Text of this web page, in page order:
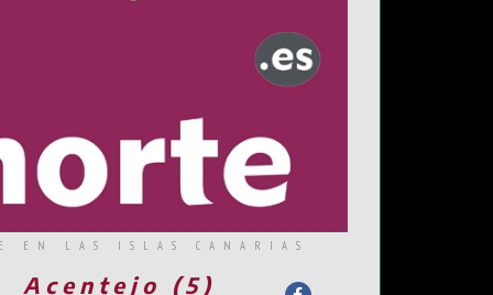
EN LAS ISLAS CANARIAS
Acentejo (5)